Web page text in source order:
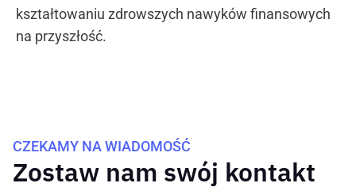
kształtowaniu zdrowszych nawyków finansowych
na przyszłość.
CZEKAMY NA WIADOMOŚĆ
Zostaw nam swój kontakt